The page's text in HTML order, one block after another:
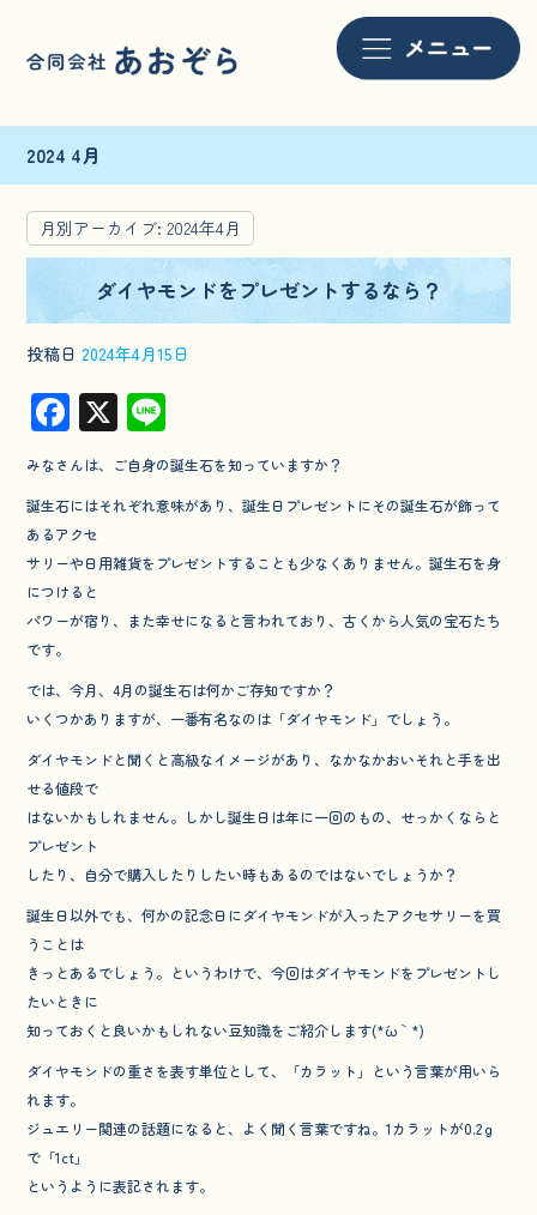
2024 4月
月別アーカイブ:2024年4月
ダイヤモンドをプレゼントするなら？
投稿日 2024年4月15日
F
ac
e
b
o
o
k
X
n
e
みなさんは、ご自身の誕生石を知っていますか？
誕生石にはそれぞれ意味があり、誕生日プレゼントにその誕生石が飾って
あるアクセ
サリーや日用雑貨をプレゼントすることも少なくありません。誕生石を身
につけると
パワーが宿り、また幸せになると言われており、古くから人気の宝石たち
です。
では、今月、4月の誕生石は何かご存知ですか？
いくつかありますが、一番有名なのは「ダイヤモンド」でしょう。
ダイヤモンドと聞くと高級なイメージがあり、なかなかおいそれと手を出
せる値段で
はないかもしれません。しかし誕生日は年に一回のもの、せっかくならと
プレゼント
したり、自分で購入したりしたい時もあるのではないでしょうか？
誕生日以外でも、何かの記念日にダイヤモンドが入ったアクセサリーを買
うことは
きっとあるでしょう。というわけで、今回はダイヤモンドをプレゼントし
たいときに
知っておくと良いかもしれない豆知識をご紹介します(*´ω｀*)
ダイヤモンドの重さを表す単位として、「カラット」という言葉が用いら
れます。
ジュエリー関連の話題になると、よく聞く言葉ですね。1カラットが0.2ｇ
で「1ct」
というように表記されます。